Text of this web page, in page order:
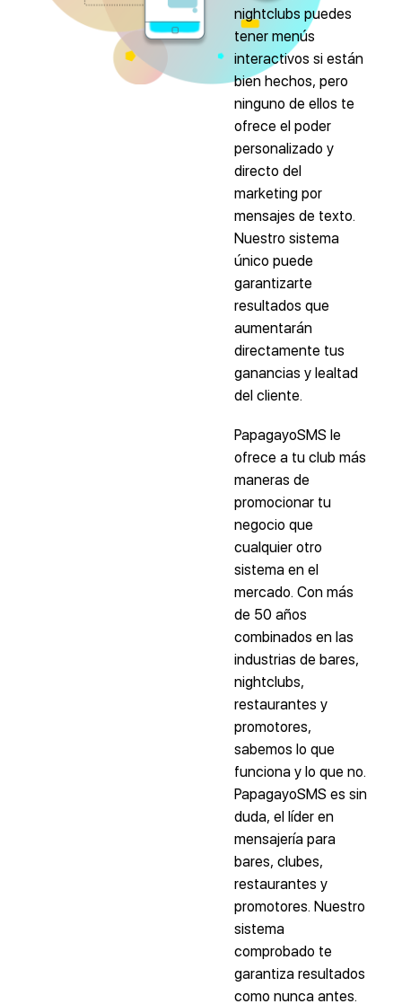
nightclubs puedes
tener menús
interactivos si están
bien hechos, pero
ninguno de ellos te
ofrece el poder
personalizado y
directo del
marketing por
mensajes de texto.
Nuestro sistema
único puede
garantizarte
resultados que
aumentarán
directamente tus
ganancias y lealtad
del cliente.
PapagayoSMS le
ofrece a tu club más
maneras de
promocionar tu
negocio que
cualquier otro
sistema en el
mercado. Con más
de 50 años
combinados en las
industrias de bares,
nightclubs,
restaurantes y
promotores,
sabemos lo que
funciona y lo que no.
PapagayoSMS es sin
duda, el líder en
mensajería para
bares, clubes,
restaurantes y
promotores. Nuestro
sistema
comprobado te
garantiza resultados
como nunca antes.